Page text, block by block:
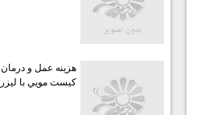
هزينه عمل و درمان
كيست مويي با ليزر